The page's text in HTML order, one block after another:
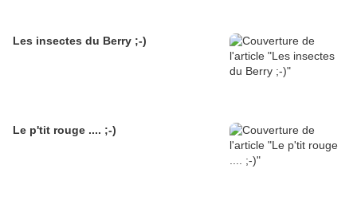
Les insectes du Berry ;-)
Le p'tit rouge .... ;-)